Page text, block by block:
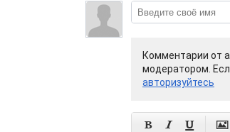
Комментарии от
модератором.
авторизуйтесь
   